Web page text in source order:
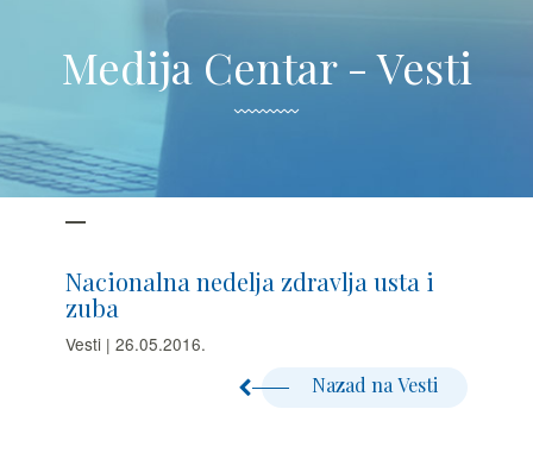
Medija Centar - Vesti
Nacionalna nedelja zdravlja usta i
zuba
Vesti | 26.05.2016.
Nazad na Vesti